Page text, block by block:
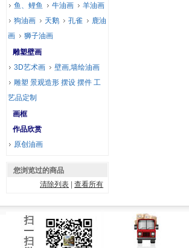
鱼、鲤鱼
牛油画
羊油画
狗油画
天鹅 孔雀
鹿油
画
狮子油画
雕塑壁画
3D艺术画
壁画,墙绘油画
雕塑 景观造形 摆设 摆件 工
艺品定制
画框
作品欣赏
原创油画
您浏览过的商品
清除列表 |查看所有